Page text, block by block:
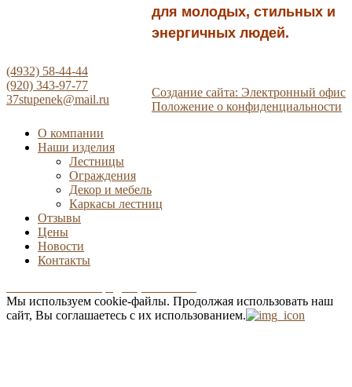
для молодых, стильных и
энергичных людей.
(4932) 58-44-44
(920) 343-97-77
37stupenek@mail.ru
Создание сайта: Электронный офис
Положение о конфиденциальности
О компании
Наши изделия
Лестницы
Ограждения
Декор и мебель
Каркасы лестниц
Отзывы
Цены
Новости
Контакты
Мы используем cookie-файлы. Продолжая использовать наш
сайт, Вы соглашаетесь с их использованием.